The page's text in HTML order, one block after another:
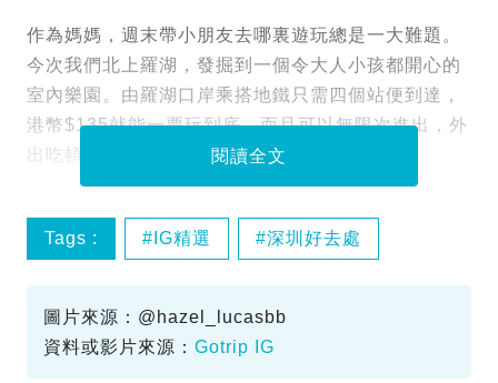
作為媽媽，週末帶小朋友去哪裏遊玩總是一大難題。
今次我們北上羅湖，發掘到一個令大人小孩都開心的
室內樂園。由羅湖口岸乘搭地鐵只需四個站便到達，
港幣$135就能一票玩到底，而且可以無限次進出，外
出吃頓飯再回來繼續玩都可以！
閱讀全文
Tags : IG精選 深圳好去處
圖片來源：@hazel_lucasbb
資料或影片來源： Gotrip IG